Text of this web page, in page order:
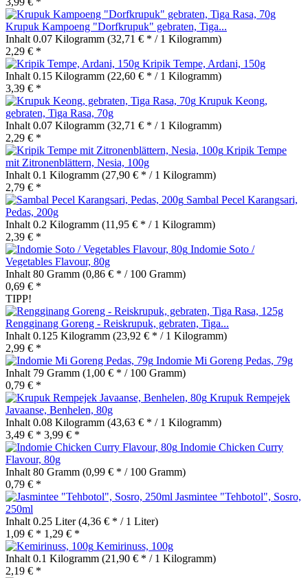
Krupuk Kampoeng "Dorfkrupuk" gebraten, Tiga...
Inhalt 0.07 Kilogramm (32,71 € * / 1 Kilogramm)
2,29 € *
Kripik Tempe, Ardani, 150g
Inhalt 0.15 Kilogramm (22,60 € * / 1 Kilogramm)
3,39 € *
Krupuk Keong,
gebraten, Tiga Rasa, 70g
Inhalt 0.07 Kilogramm (32,71 € * / 1 Kilogramm)
2,29 € *
Kripik Tempe
mit Zitronenblättern, Nesia, 100g
Inhalt 0.1 Kilogramm (27,90 € * / 1 Kilogramm)
2,79 € *
Sambal Pecel Karangsari,
Pedas, 200g
Inhalt 0.2 Kilogramm (11,95 € * / 1 Kilogramm)
2,39 € *
Indomie Soto /
Vegetables Flavour, 80g
Inhalt 80 Gramm (0,86 € * / 100 Gramm)
0,69 € *
TIPP!
Rengginang Goreng - Reiskrupuk, gebraten, Tiga...
Inhalt 0.125 Kilogramm (23,92 € * / 1 Kilogramm)
2,99 € *
Indomie Mi Goreng Pedas, 79g
Inhalt 79 Gramm (1,00 € * / 100 Gramm)
0,79 € *
Krupuk Rempejek
Javaanse, Benhelen, 80g
Inhalt 0.08 Kilogramm (43,63 € * / 1 Kilogramm)
3,49 € * 3,99 € *
Indomie Chicken Curry
Flavour, 80g
Inhalt 80 Gramm (0,99 € * / 100 Gramm)
0,79 € *
Jasmintee "Tehbotol", Sosro,
250ml
Inhalt 0.25 Liter(4,36 € * / 1 Liter)
1,09 € * 1,29 € *
Kemirinuss, 100g
Inhalt 0.1 Kilogramm (21,90 € * / 1 Kilogramm)
2,19 € *